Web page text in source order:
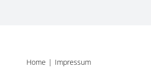
Home Impressum